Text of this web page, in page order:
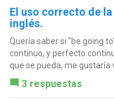
El uso correcto de
inglés.
Quería saber si "be going
continuo, y perfecto
que se pueda, me gustaría
3 respuestas